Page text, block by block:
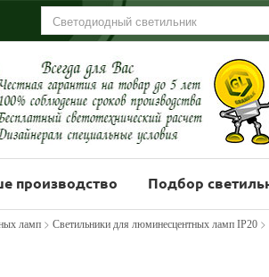
производство Подбор
ламп> Светильники для люминесцентных ламп IP20>